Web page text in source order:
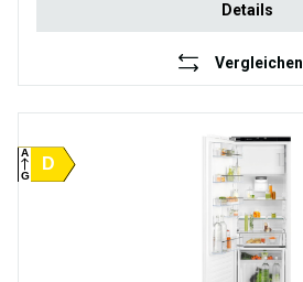
Details
Vergleichen
D
A
G